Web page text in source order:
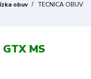
obuv
TECNICA OBUV
MS